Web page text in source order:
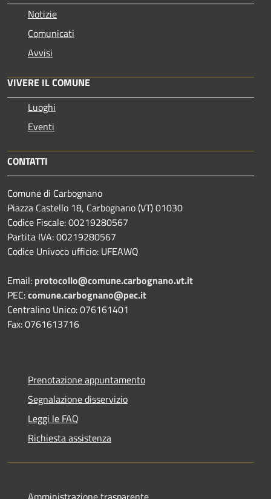
Notizie
Comunicati
Avvisi
VIVERE IL COMUNE
Luoghi
Eventi
CONTATTI
Comune di Carbognano
Piazza Castello 18, Carbognano (VT) 01030
Codice Fiscale: 00219280567
Partita IVA: 00219280567
Codice Univoco ufficio: UFEAWQ
Email: protocollo@comune.carbognano.vt.it
PEC:comune.carbognano@pec.it
Centralino Unico: 076161401
Fax: 0761613716
Prenotazione appuntamento
Segnalazione disservizio
Leggi le FAQ
Richiesta assistenza